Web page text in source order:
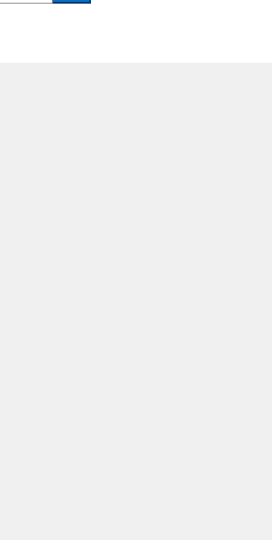
Søk etter studiesider